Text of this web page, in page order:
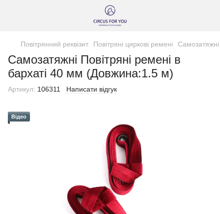
Повітрянний реквізит Повітряні циркові ремені
Самозатяжні Повітряні ремені в
бархаті 40 мм (Довжина:1.5 м)
Артикул: 106311 Написати відгук
Відео